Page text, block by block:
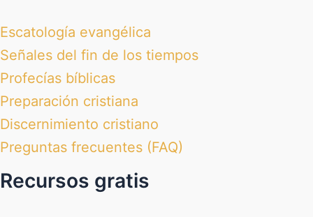
Escatología evangélica
Señales del fin de los tiempos
Profecías bíblicas
Preparación cristiana
Discernimiento cristiano
Preguntas frecuentes (FAQ)
Recursos gratis